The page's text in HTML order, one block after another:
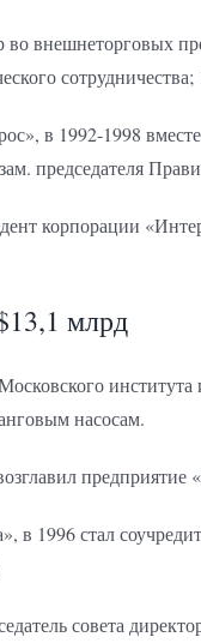
внешнеторговых
в 1992-1998
председателя
корпорации
млрд
насосам.
предприятие
в 1996 стал
совета